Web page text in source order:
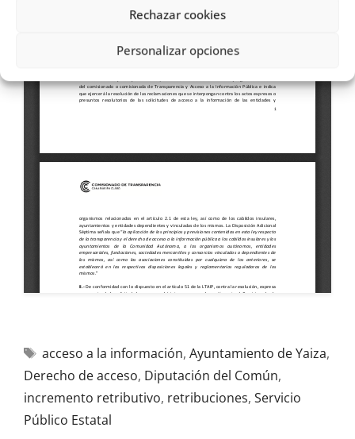
Rechazar cookies
Personalizar opciones
acceso a la información, Ayuntamiento de Yaiza,
Derecho de acceso, Diputación del Común,
incremento retributivo, retribuciones, Servicio
Público Estatal